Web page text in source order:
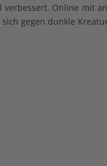
Online mit
gegen dunkle